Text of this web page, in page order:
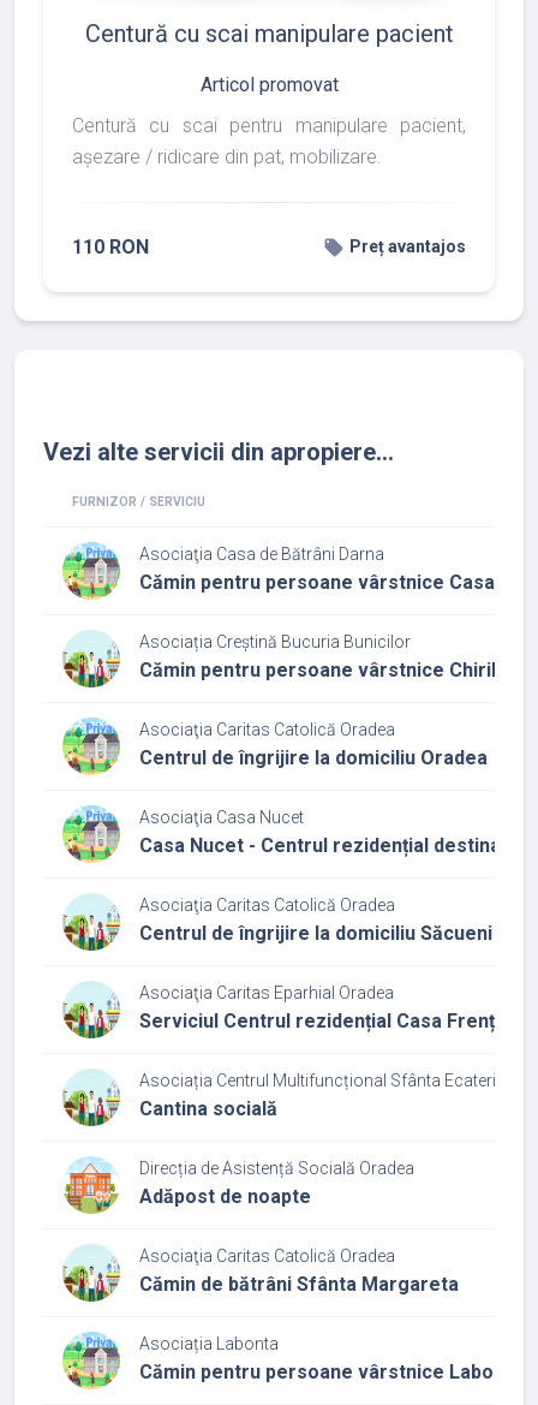
Centură cu scai manipulare pacient
Articol promovat
Centură cu scai pentru manipulare pacient,
așezare / ridicare din pat, mobilizare.
110 RON local_offer Preț avantajos
Vezi alte servicii din apropiere...
FURNIZOR / SERVICIU
Asociaţia Casa de Bătrâni Darna
Cămin pentru persoane vârstnice Casa de
Asociația Creștină Bucuria Bunicilor
Cămin pentru persoane vârstnice Chiribiș
Asociaţia Caritas Catolică Oradea
Centrul de îngrijire la domiciliu Oradea
Asociaţia Casa Nucet
Casa Nucet - Centrul rezidențial destinat
Asociaţia Caritas Catolică Oradea
Centrul de îngrijire la domiciliu Săcueni
Asociaţia Caritas Eparhial Oradea
Serviciul Centrul rezidențial Casa Frențiu
Asociația Centrul Multifuncțional Sfânta Ecaterina
Cantina socială
Direcția de Asistență Socială Oradea
Adăpost de noapte
Asociaţia Caritas Catolică Oradea
Cămin de bătrâni Sfânta Margareta
Asociația Labonta
Cămin pentru persoane vârstnice Labonta